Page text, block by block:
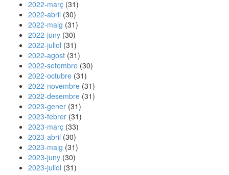
2022-març (31)
2022-abril (30)
2022-maig (31)
2022-juny (30)
2022-juliol (31)
2022-agost (31)
2022-setembre (30)
2022-octubre (31)
2022-novembre (31)
2022-desembre (31)
2023-gener (31)
2023-febrer (31)
2023-març (33)
2023-abril (30)
2023-maig (31)
2023-juny (30)
2023-juliol (31)